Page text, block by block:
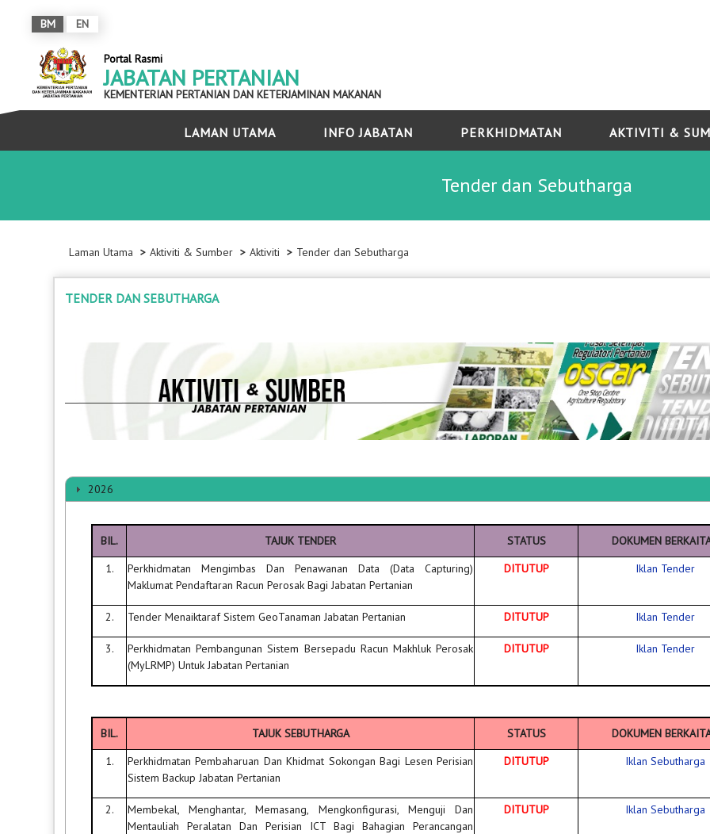
BM EN
Portal Rasmi
JABATAN PERTANIAN
KEMENTERIAN PERTANIAN DAN KETERJAMINAN MAKANAN
LAMAN UTAMA INFO JABATAN PERKHIDMATAN AKTIVITI &
Tender dan Sebutharga
Laman Utama Aktiviti & Sumber Aktiviti Tender dan Sebutharga
TENDER DAN SEBUTHARGA
2026
BIL. TAJUK TENDER STATUS
DOKUMEN
1.
Perkhidmatan Mengimbas Dan Penawanan Data (Data Capturing)
Maklumat Pendaftaran Racun Perosak Bagi Jabatan Pertanian
DITUTUP Iklan Tender
2. Tender Menaiktaraf Sistem GeoTanaman Jabatan Pertanian DITUTUP Iklan Tender
3.
Perkhidmatan Pembangunan Sistem Bersepadu Racun Makhluk Perosak
(MyLRMP) Untuk Jabatan Pertanian
DITUTUP Iklan Tender
BIL. TAJUK SEBUTHARGA STATUS
DOKUMEN
1.
Perkhidmatan Pembaharuan Dan Khidmat Sokongan Bagi Lesen Perisian
Sistem Backup Jabatan Pertanian
DITUTUP Iklan Sebutharga
2.
Membekal, Menghantar, Memasang, Mengkonfigurasi, Menguji Dan
Mentauliah Peralatan Dan Perisian ICT Bagi Bahagian Perancangan
DITUTUP Iklan Sebutharga